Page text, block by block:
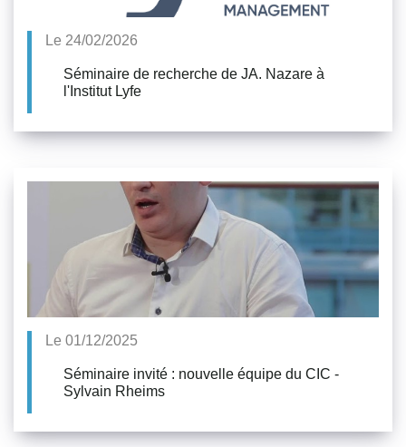
Le 24/02/2026
Séminaire de recherche de JA. Nazare à
l'Institut Lyfe
Le 01/12/2025
Séminaire invité : nouvelle équipe du CIC -
Sylvain Rheims